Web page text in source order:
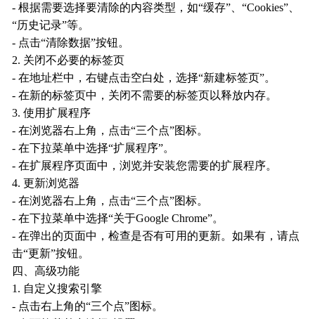
- 根据需要选择要清除的内容类型，如“缓存”、“Cookies”、
“历史记录”等。
- 点击“清除数据”按钮。
2. 关闭不必要的标签页
- 在地址栏中，右键点击空白处，选择“新建标签页”。
- 在新的标签页中，关闭不需要的标签页以释放内存。
3. 使用扩展程序
- 在浏览器右上角，点击“三个点”图标。
- 在下拉菜单中选择“扩展程序”。
- 在扩展程序页面中，浏览并安装您需要的扩展程序。
4. 更新浏览器
- 在浏览器右上角，点击“三个点”图标。
- 在下拉菜单中选择“关于Google Chrome”。
- 在弹出的页面中，检查是否有可用的更新。如果有，请点
击“更新”按钮。
四、高级功能
1. 自定义搜索引擎
- 点击右上角的“三个点”图标。